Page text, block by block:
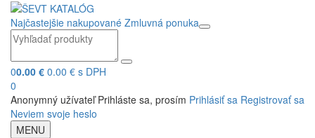
Najčastejšie nakupované Zmluvná ponuka
00.00 € 0.00 € s DPH
0
Anonymný užívateľ Prihláste sa, prosím Prihlásiť sa Registrovať sa
Neviem svoje heslo
MENU